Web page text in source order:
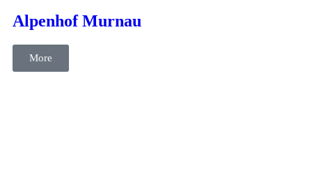
Alpenhof Murnau
More